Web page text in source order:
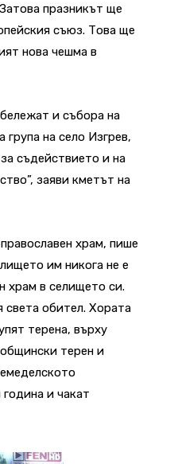
празникът ще
съюз. Това ще
нова чешма в
и събора на
на село Изгрев,
съдействието и на
заяви кметът на
храм, пише
им никога не е
храм в селището си.
света обител. Хората
терена, върху
терен и
и чакат